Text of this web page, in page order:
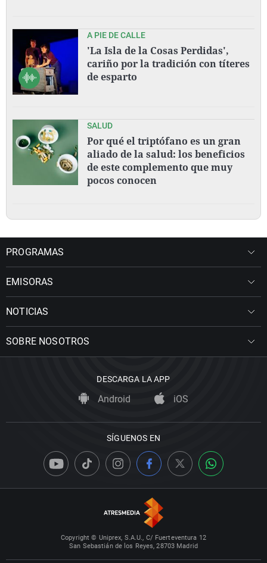
A PIE DE CALLE
'La Isla de la Cosas Perdidas',
cariño por la tradición con títeres
de esparto
SALUD
Por qué el triptófano es un gran
aliado de la salud: los beneficios
de este complemento que muy
pocos conocen
PROGRAMAS
EMISORAS
NOTICIAS
SOBRE NOSOTROS
DESCARGA LA APP
Android iOS
SÍGUENOS EN
Copyright © Uniprex, S.A.U., C/ Fuerteventura 12
San Sebastián de los Reyes, 28703 Madrid